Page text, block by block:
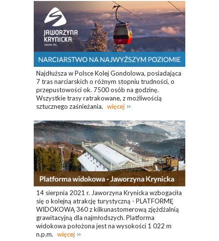
Najdłuższa w Polsce Kolej Gondolowa, posiadająca
7 tras narciarskich o różnym stopniu trudności, o
przepustowości ok. 7500 osób na godzinę.
Wszystkie trasy ratrakowane, z możliwością
sztucznego zaśnieżania. więcej
14 sierpnia 2021 r. Jaworzyna Krynicka wzbogaciła
się o kolejną atrakcję turystyczną - PLATFORMĘ
WIDOKOWĄ 360 z kilkunastomerową zjężdżalnią
grawitacyjną dla najmłodszych. Platforma
widokowa położona jest na wysokości 1 022 m
n.p.m. więcej